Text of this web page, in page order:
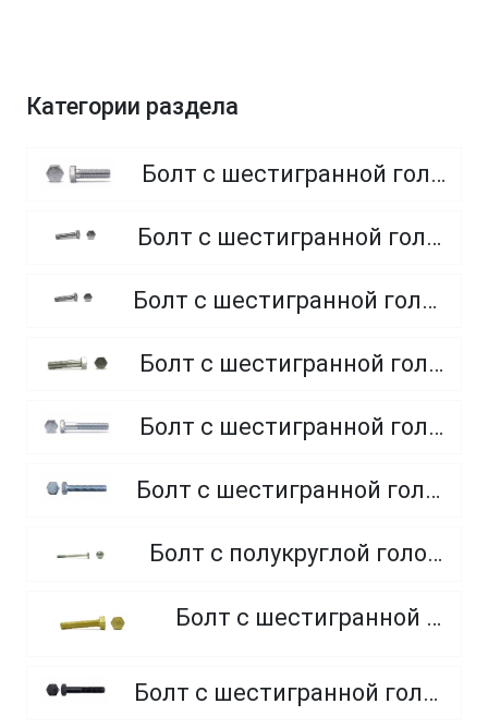
Категории раздела
Болт с шестигранной головкой, полная резьба, класс прочности 8.8
Болт с шестигранной головкой, полная резьба, класс прочности 4.8 и 5.8
Болт с шестигранной головкой, полная резьба, из нержавеющей стали A2 и A4
Болт с шестигранной головкой, неполная резьба, класс прочности 5.8
Болт с шестигранной головкой, неполная резьба, класс прочности 8.8
Болт с шестигранной головкой, полная резьба, класс прочности 10.9 и 12.9
Болт с полукруглой головкой и квадратным подголовником
Болт с шестигранной головкой, из латуни
Болт с шестигранной головкой, неполная резьба, класс прочности 10.9 и 12.9